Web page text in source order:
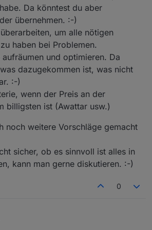
Da könntest du aber
übernehmen. :-)
um alle nötigen
haben bei Problemen.
aufräumen und optimieren. Da
dazugekommen ist, was nicht
:-)
wenn der Preis an der
billigsten ist (Awattar usw.)
noch weitere Vorschläge gemacht
sicher, ob es sinnvoll ist alles in
kann man gerne diskutieren. :-)
0